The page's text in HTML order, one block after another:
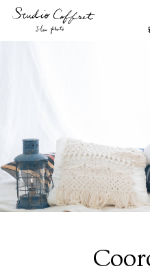
衣装ギャラリー
キャンペーン
お知らせ